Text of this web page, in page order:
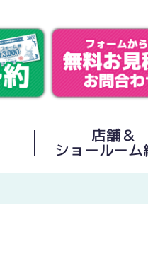
店舗＆
ショールーム